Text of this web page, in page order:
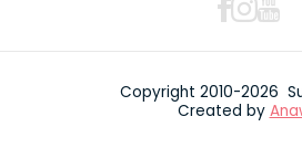
Copyright 2010-2026
Created by